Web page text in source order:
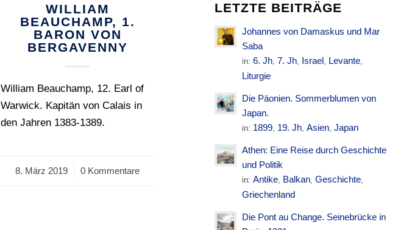
WILLIAM
BEAUCHAMP, 1.
BARON VON
BERGAVENNY
William Beauchamp, 12. Earl of
Warwick. Kapitän von Calais in
den Jahren 1383-1389.
8. März 2019
/ 0 Kommentare
LETZTE BEITRÄGE
Johannes von Damaskus und Mar
Saba
in:6. Jh, 7. Jh, Israel, Levante,
Liturgie
Die Päonien. Sommerblumen von
Japan.
in: 1899, 19. Jh,Asien,Japan
Athen: Eine Reise durch Geschichte
und Politik
in:Antike, Balkan,Geschichte,
Griechenland
Die Pont au Change. Seinebrücke in